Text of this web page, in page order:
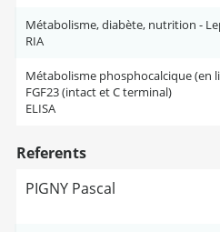
Métabolisme, diabète, nutrition -
RIA
Métabolisme phosphocalcique (en
FGF23 (intact et C terminal)
ELISA
Referents
PIGNY Pascal